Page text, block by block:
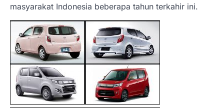
masyarakat Indonesia beberapa tahun terkahir ini.